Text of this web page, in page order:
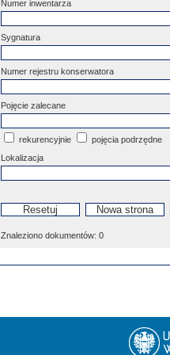
Numer inwentarza
Sygnatura
Numer rejestru konserwatora
Pojęcie zalecane
rekurencyjnie
pojęcia podrzędne
Lokalizacja
Znaleziono dokumentów: 0